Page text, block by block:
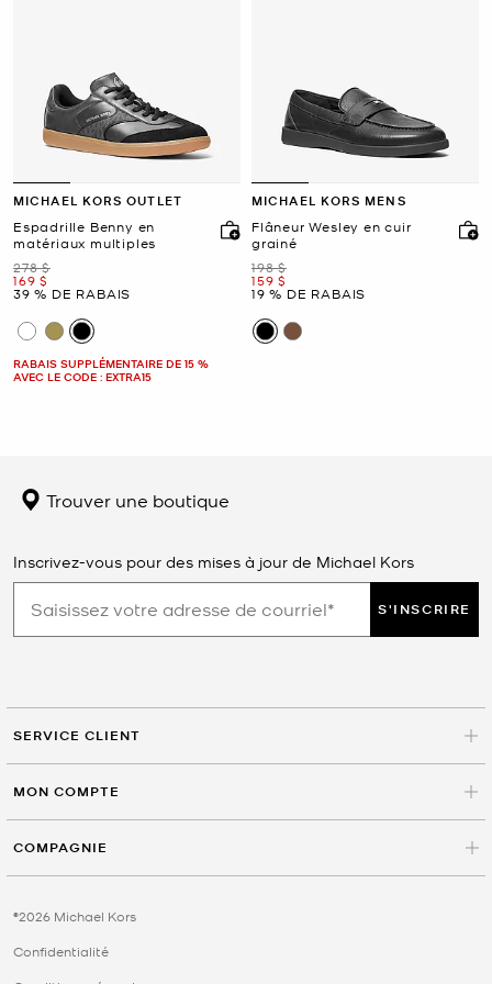
MICHAEL KORS OUTLET
Espadrille Benny en
matériaux multiples
était
278 $
maintenant
169 $
39 % DE RABAIS
RABAIS SUPPLÉMENTAIRE DE 15 %
AVEC LE CODE : EXTRA15
MICHAEL KORS MENS
Flâneur Wesley en cuir
grainé
était
198 $
maintenant
159 $
19 % DE RABAIS
Trouver une boutique
Inscrivez-vous pour des mises à jour de Michael Kors
S'INSCRIRE
SERVICE CLIENT
MON COMPTE
COMPAGNIE
©2026 Michael Kors
Confidentialité